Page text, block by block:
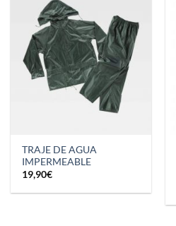
TRAJE DE AGUA
IMPERMEABLE
19,90€